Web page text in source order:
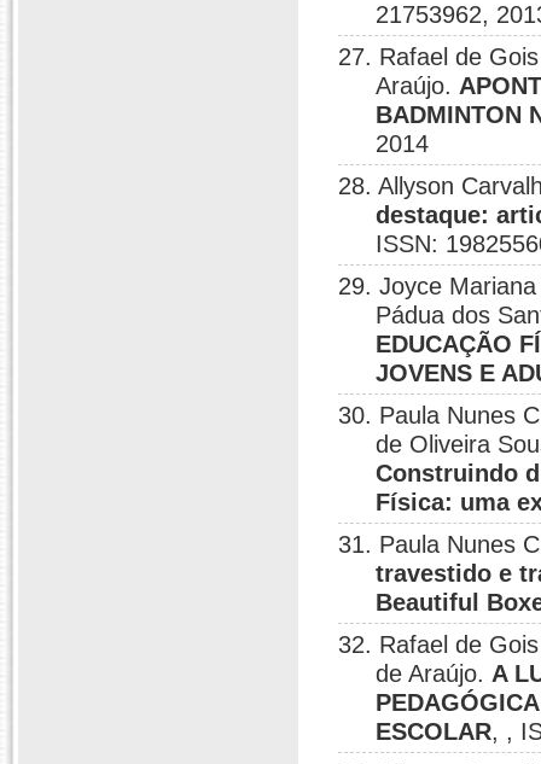
21753962,
27. Rafael de
Araújo.
BADMINTON
2014
28. Allyson
destaque:
ISSN:
29. Joyce
Pádua dos
EDUCAÇÃO
JOVENS E
30. Paula Nunes
de Oliveira
Construindo
Física: uma
31. Paula Nunes
travestido e
Beautiful
32. Rafael de
de Araújo. A
ESCOLAR, ,